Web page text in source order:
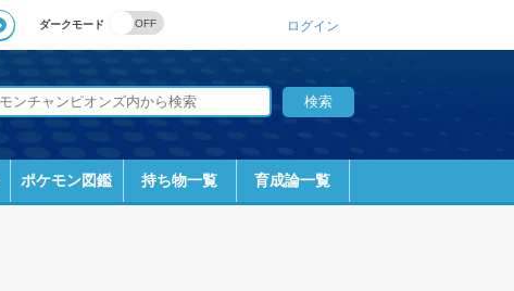
ダークモード ログイン
ポケモン図鑑 持ち物一覧 育成論一覧